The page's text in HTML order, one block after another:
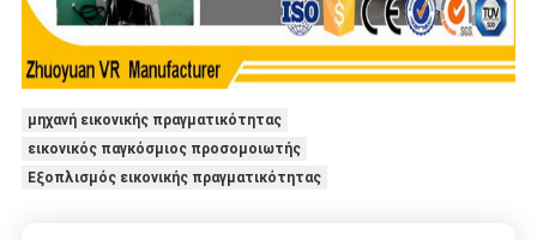
μηχανή εικονικής πραγματικότητας
εικονικός παγκόσμιος προσομοιωτής
Εξοπλισμός εικονικής πραγματικότητας